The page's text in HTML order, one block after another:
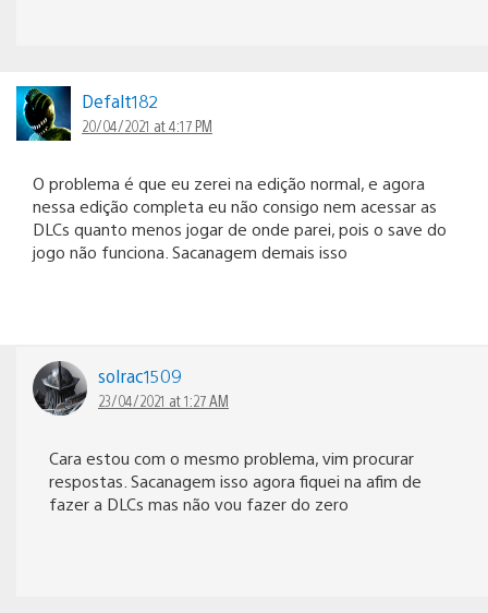
Defalt182
20/04/2021 at 4:17 PM
O problema é que eu zerei na edição normal, e agora
nessa edição completa eu não consigo nem acessar as
DLCs quanto menos jogar de onde parei, pois o save do
jogo não funciona. Sacanagem demais isso
solrac1509
23/04/2021 at 1:27 AM
Cara estou com o mesmo problema, vim procurar
respostas. Sacanagem isso agora fiquei na afim de
fazer a DLCs mas não vou fazer do zero